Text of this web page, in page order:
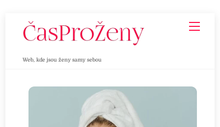
Web, kde jsou ženy samy sebou